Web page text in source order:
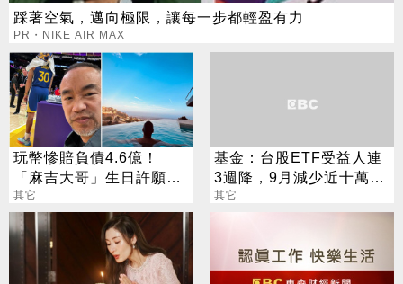
踩著空氣，邁向極限，讓每一步都輕盈有力
PR・NIKE AIR MAX
玩幣慘賠負債4.6億！
「麻吉大哥」生日許願：
祝大家別被破產清算
其它
基金：台股ETF受益人連
3週降，9月減少近十萬
人，高息型僅00919逆勢
其它